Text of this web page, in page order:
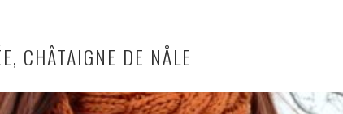
CHÂTAIGNE DE NÅLE